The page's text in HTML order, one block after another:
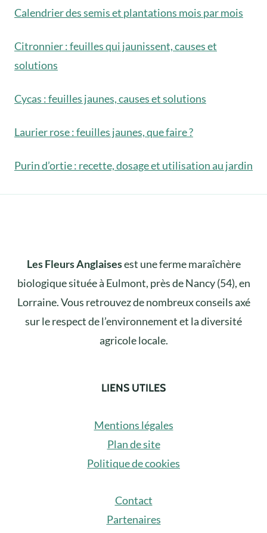
Calendrier des semis et plantations mois par mois
Citronnier : feuilles qui jaunissent, causes et
solutions
Cycas : feuilles jaunes, causes et solutions
Laurier rose : feuilles jaunes, que faire ?
Purin d’ortie : recette, dosage et utilisation au jardin
Les Fleurs Anglaisesest une ferme maraîchère
biologique située à Eulmont, près de Nancy (54), en
Lorraine. Vous retrouvez de nombreux conseils axé
sur le respect de l’environnement et la diversité
agricole locale.
LIENS UTILES
Mentions légales
Plan de site
Politique de cookies
Contact
Partenaires